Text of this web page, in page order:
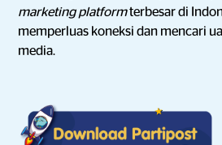
marketing platformterbesar di
memperluas koneksi dan mencari
media.